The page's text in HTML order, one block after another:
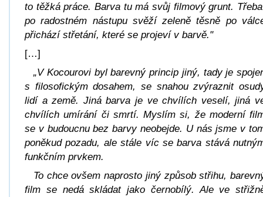
to těžká práce. Barva tu má svůj filmový grunt.
po radostném nástupu svěží zeleně těsně po
přichází střetání, které se projeví v barvě."
[…]
„V Kocourovi byl barevný princip jiný, tady je
s filosofickým dosahem, se snahou zvýraznit
lidí a země. Jiná barva je ve chvílích veselí, jiná
chvílích umírání či smrtí. Myslím si, že moderní
se v budoucnu bez barvy neobejde. U nás jsme v
poněkud pozadu, ale stále víc se barva stává
funkčním prvkem.
To chce ovšem naprosto jiný způsob střihu,
film se nedá skládat jako černobílý. Ale ve